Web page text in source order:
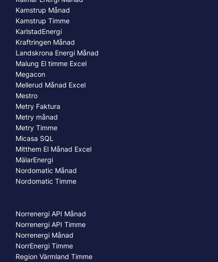
Kamstrup Månad
Kamstrup Timme
KarlstadEnergi
Kraftringen Månad
Landskrona Energi Månad
Malung El timme Excel
Megacon
Mellerud Månad Excel
Mestro
Metry Faktura
Metry månad
Metry Timme
Micasa SQL
Mitthem El Månad Excel
MälarEnergi
Nordomatic Månad
Nordomatic Timme
Norrenergi API Månad
Norrenergi API Timme
Norrenergi Månad
NorrEnergi Timme
Region Värmland Timme